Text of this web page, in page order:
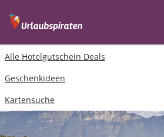
Alle Hotelgutschein Deals
Geschenkideen
Kartensuche